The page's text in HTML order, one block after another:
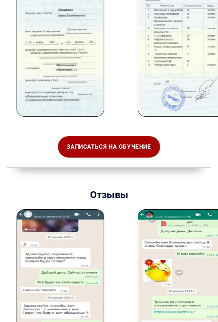
ЗАПИСАТЬСЯ НА ОБУЧЕНИЕ
Отзывы